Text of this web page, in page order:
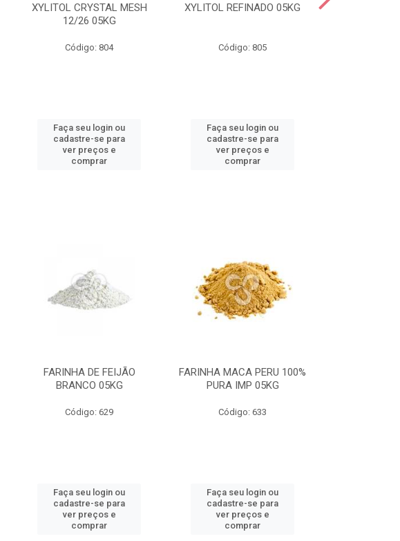
XYLITOL CRYSTAL MESH
12/26 05KG
Código: 804
Faça seu login ou
cadastre-se para
ver preços e
comprar
XYLITOL REFINADO 05KG
Código: 805
Faça seu login ou
cadastre-se para
ver preços e
comprar
FARINHA DE FEIJÃO
BRANCO 05KG
Código: 629
Faça seu login ou
cadastre-se para
ver preços e
comprar
FARINHA MACA PERU 100%
PURA IMP 05KG
Código: 633
Faça seu login ou
cadastre-se para
ver preços e
comprar